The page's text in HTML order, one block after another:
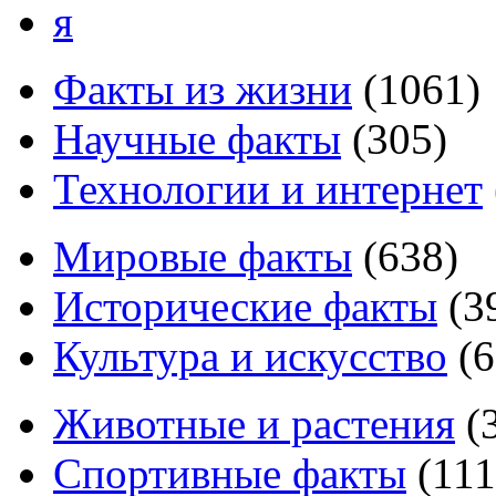
я
Факты из жизни (1061)
Научные факты (305)
Технологии и интернет
Мировые факты (638)
Исторические факты (
Культура и искусство (
Животные и растения (
Спортивные факты (111